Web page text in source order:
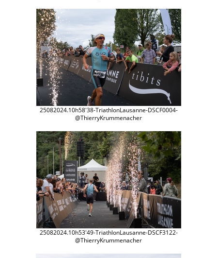
25082024.10h58'38-TriathlonLausanne-DSCF0004-
@ThierryKrummenacher
25082024.10h53'49-TriathlonLausanne-DSCF3122-
@ThierryKrummenacher